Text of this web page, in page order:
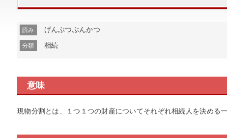
読み げんぶつぶんかつ
分類 相続
意味
現物分割とは、１つ１つの財産についてそれぞれ相続人を決める